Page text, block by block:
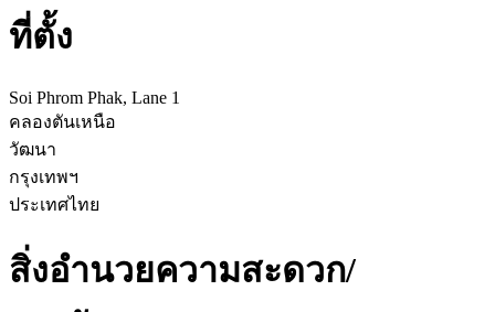
ที่ตั้ง
Soi Phrom Phak, Lane 1
คลองตันเหนือ
วัฒนา
กรุงเทพฯ
ประเทศไทย
สิ่งอำนวยความสะดวก/